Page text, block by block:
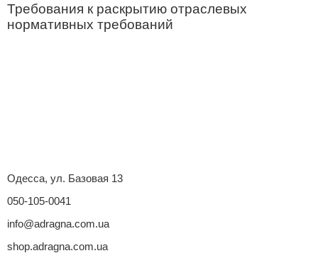
Требования к раскрытию отраслевых
нормативных требований
Одесса, ул. Базовая 13
050-105-0041
info@adragna.com.ua
shop.adragna.com.ua